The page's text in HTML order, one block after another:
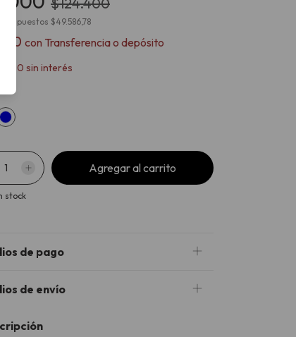
impuestos $49.586,78
con Transferencia o depósito
sin interés
stock
de pago
de envío